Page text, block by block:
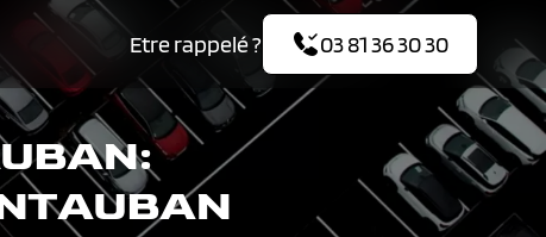
Etre rappelé ? 03 81 36 30 30